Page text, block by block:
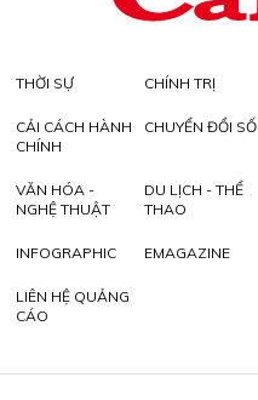
THỜI SỰ CHÍNH TRỊ
CẢI CÁCH HÀNH
CHÍNH
CHUYỂN ĐỔI SỐ
VĂN HÓA -
NGHỆ THUẬT
DU LỊCH - THỂ
THAO
INFOGRAPHIC EMAGAZINE
LIÊN HỆ QUẢNG
CÁO